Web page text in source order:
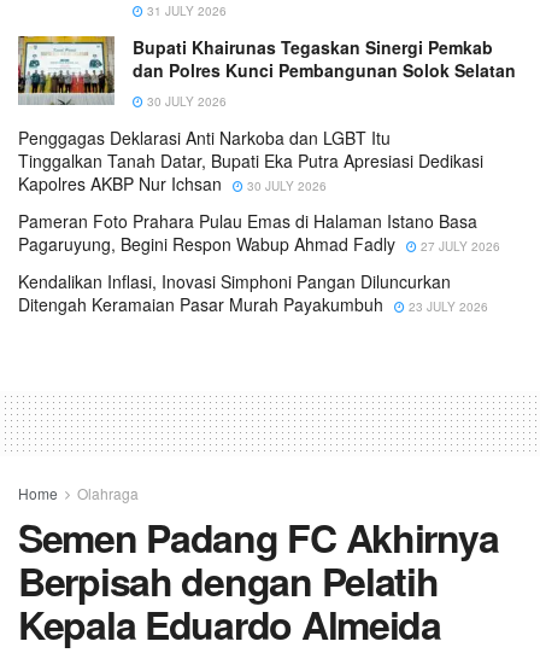
31 JULY 2026
Bupati Khairunas Tegaskan Sinergi Pemkab
dan Polres Kunci Pembangunan Solok Selatan
30 JULY 2026
Penggagas Deklarasi Anti Narkoba dan LGBT Itu
Tinggalkan Tanah Datar, Bupati Eka Putra Apresiasi Dedikasi
Kapolres AKBP Nur Ichsan
30 JULY 2026
Pameran Foto Prahara Pulau Emas di Halaman Istano Basa
Pagaruyung, Begini Respon Wabup Ahmad Fadly
27 JULY 2026
Kendalikan Inflasi, Inovasi Simphoni Pangan Diluncurkan
Ditengah Keramaian Pasar Murah Payakumbuh
23 JULY 2026
Home Olahraga
Semen Padang FC Akhirnya
Berpisah dengan Pelatih
Kepala Eduardo Almeida